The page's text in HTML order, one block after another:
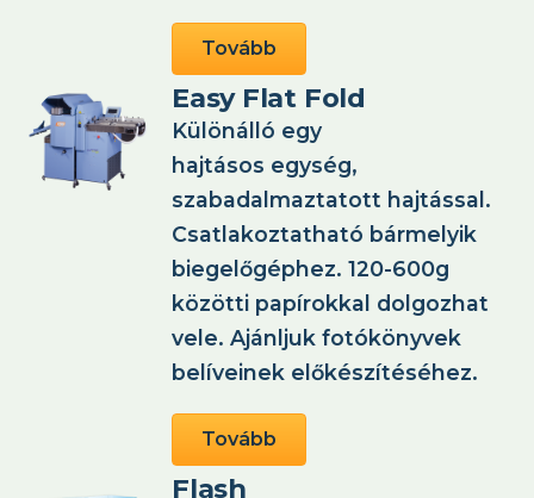
Tovább
Easy Flat Fold
Különálló egy
hajtásos egység,
szabadalmaztatott hajtással.
Csatlakoztatható bármelyik
biegelőgéphez. 120-600g
közötti papírokkal dolgozhat
vele. Ajánljuk fotókönyvek
belíveinek előkészítéséhez.
Tovább
Flash